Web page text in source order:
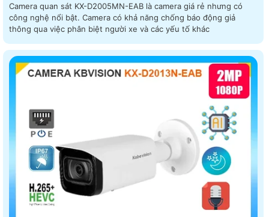
Camera quan sát KX-D2005MN-EAB là camera giá rẻ nhưng có
công nghệ nổi bật. Camera có khả năng chống báo động giả
thông qua việc phân biệt người xe và các yếu tố khác